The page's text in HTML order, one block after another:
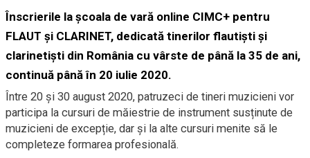
Înscrierile la școala de vară online CIMC+ pentru
FLAUT și CLARINET, dedicată tinerilor flautiști și
clarinetiști din România cu vârste de până la 35 de ani,
continuă până în 20 iulie 2020.
Între 20 și 30 august 2020, patruzeci de tineri muzicieni vor
participa la cursuri de măiestrie de instrument susținute de
muzicieni de excepție, dar și la alte cursuri menite să le
completeze formarea profesională.